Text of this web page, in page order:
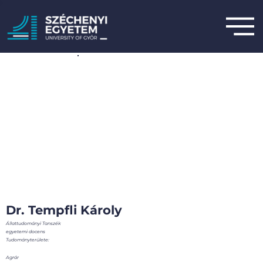
Állattudományi Tanszék
Dr. Tempfli Károly
egyetemi docens
Tudományterülete:
Agrár